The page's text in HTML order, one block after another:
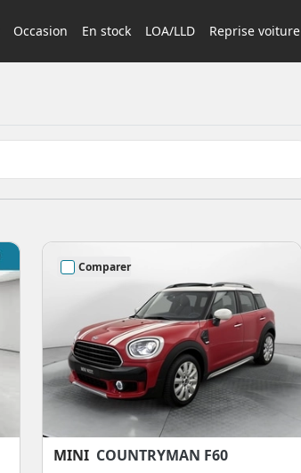
Occasion En stock LOA/LLD Reprise voiture
Comparer
MINI COUNTRYMAN F60